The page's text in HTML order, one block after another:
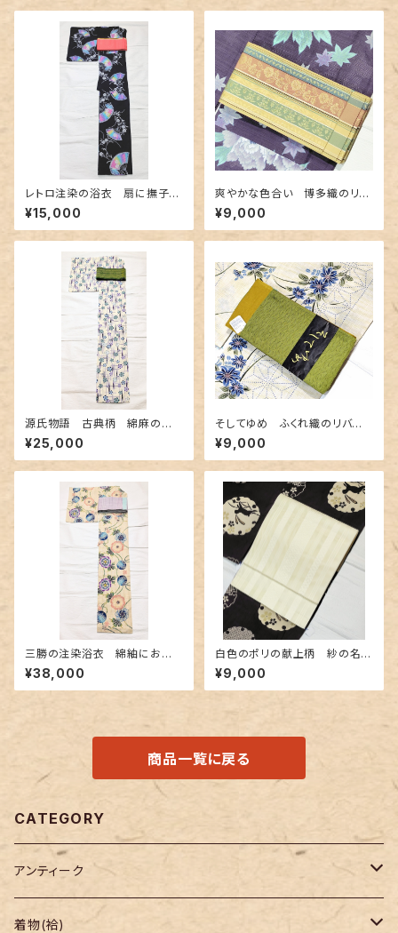
レトロ注染の浴衣 扇に撫子〜
カラフルなぼかし～
¥15,000
爽やかな色合い 博多織のリバ
ーシブル半幅帯
¥9,000
源氏物語 古典柄 綿麻の浴
衣 紅型調
¥25,000
そしてゆめ ふくれ織のリバー
シブル半幅帯 抹茶色×金茶色
¥9,000
三勝の注染浴衣 綿紬にお花
と鈴柄
¥38,000
白色のポリの献上柄 紗の名古
屋帯 長尺
¥9,000
商品一覧に戻る
CATEGORY
アンティーク
着物
着物(袷)